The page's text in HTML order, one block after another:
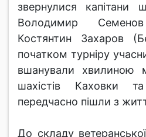
звернулися
Володимир
Костянтин Захаров
початком турніру
вшанували хвилиною
шахістів Каховки
передчасно пішли з
До складу